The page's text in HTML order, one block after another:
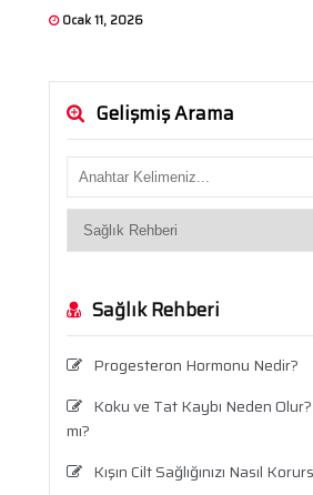
Ocak 11, 2026
Gelişmiş Arama
Sağlık Rehberi
Progesteron Hormonu Nedir?
Koku ve Tat Kaybı Neden Olur?
mı?
Kışın Cilt Sağlığınızı Nasıl